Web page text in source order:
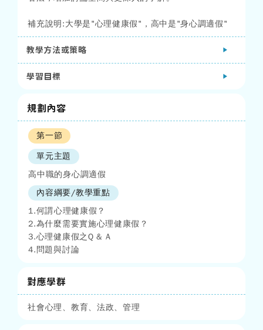
補充說明:大學是"心理健康假"，高中是"身心調適假"
教學方法或策略
學習目標
規劃內容
第一節
單元主題
高中職的身心調適假
內容綱要/教學重點
1.何謂 心理健康假？
2.為什麼需要實施心理健康假？
3.心理健康假之Q & A
4.問題與討論
對應學群
社會心理、教育、法政、管理